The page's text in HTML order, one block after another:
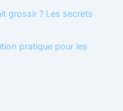
grossir ? Les secrets
pratique pour les